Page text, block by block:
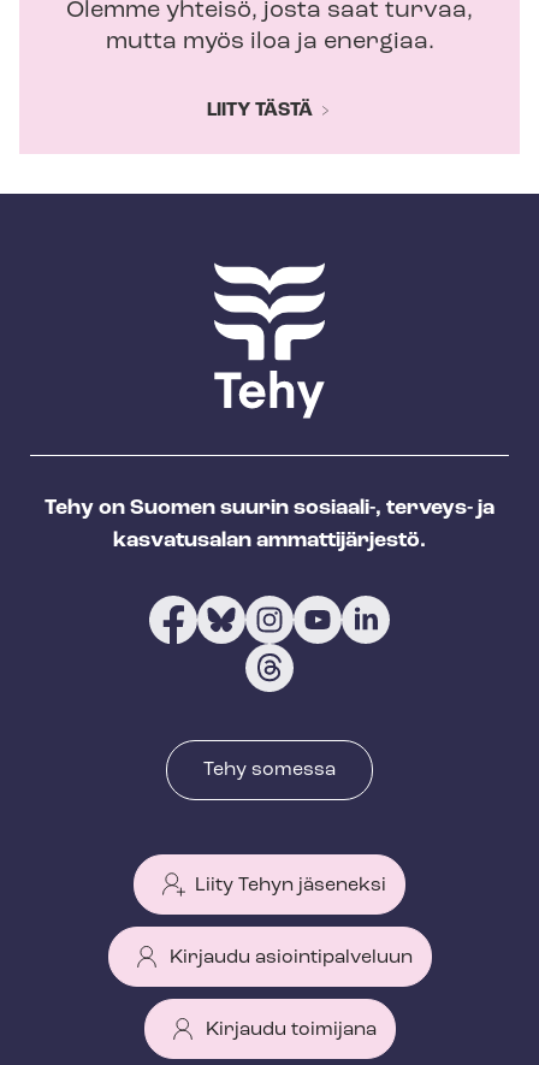
Olemme yhteisö, josta saat turvaa,
mutta myös iloa ja energiaa.
LIITY TÄSTÄ
Tehy on Suomen suurin sosiaali-, terveys- ja
kasvatusalan ammattijärjestö.
Tehy somessa
Liity Tehyn jäseneksi
Kirjaudu asiointipalveluun
Kirjaudu toimijana